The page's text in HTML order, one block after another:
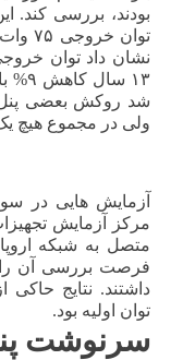
۱۳
شد روکش بعضی
ولی در مجموع هیچ یک
آزمایش هایی در
توان اولیه بود.
سرنوشت